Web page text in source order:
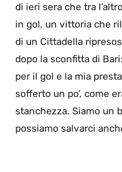
di ieri sera che tra
in gol, un vittoria che
di un Cittadella
dopo la sconfitta di
per il gol e la mia
sofferto un po’, come
stanchezza. Siamo un
possiamo salvarci